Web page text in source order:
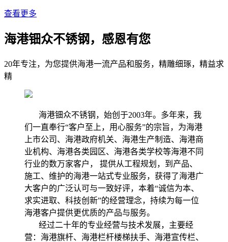
查看更多
海港钿众不锈钢，感恩有您
20年专注，为您提供海港一流产品和服务，精雕细琢，精益求
精
海港钿众不锈钢，始创于2003年。多年来，我
们一直奉行“客户至上，用心服务”的宗旨，为海港
上市公司、海港政府机关、海港生产制造、海港商
业机构、海港各类园区、海港各类学校等海港不同
行业的数万家客户， 提供从工程规划，到产品、
施工、维护的海港一站式专业服务，获得了海港广
大客户的广泛认可与一致好评，本着“诚信为本、
求实进取、科技创新”的经营理念，持续为每一位
海港客户提供更优质的产品与服务。
经过二十年的专业经营与技术发展，主要经
营：海港旗杆、海港栏杆楼梯扶手、海港宣传栏、